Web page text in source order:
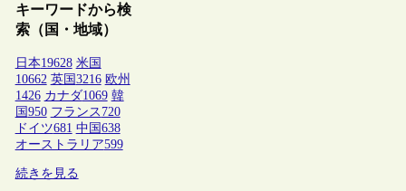
キーワードから検
索（国・地域）
日本19628 米国
10662 英国 3216 欧州
1426 カナダ1069 韓
国 950 フランス 720
ドイツ681 中国 638
オーストラリア599
続きを見る